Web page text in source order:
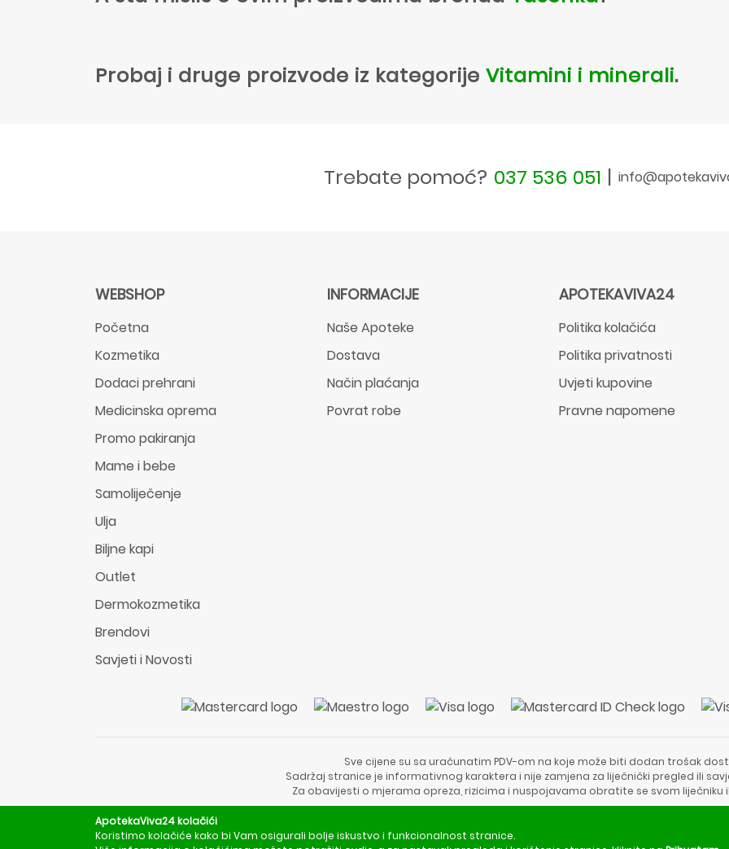
Probaj i druge proizvode iz kategorije Vitamini i minerali.
Trebate pomoć? 037 536 051 |
WEBSHOP
Početna
Kozmetika
Dodaci prehrani
Medicinska oprema
Promo pakiranja
Mame i bebe
Samoliječenje
Ulja
Biljne kapi
Outlet
Dermokozmetika
Brendovi
Savjeti i Novosti
INFORMACIJE
Naše Apoteke
Dostava
Način plaćanja
Povrat robe
APOTEKAVIVA24
Politika kolačića
Politika privatnosti
Uvjeti kupovine
Pravne napomene
Sve cijene su sa uračunatim PDV-om na koje može biti dodan trošak
Sadržaj stranice je informativnog karaktera i nije zamjena za liječnički pregled ili
Za obavijesti o mjerama opreza, rizicima i nuspojavama obratite se svom liječniku
ApotekaViva24 kolačići
Koristimo kolačiće kako bi Vam osigurali bolje iskustvo i funkcionalnost stranice.